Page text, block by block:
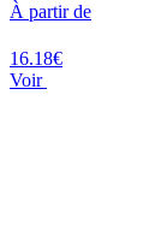
À partir de
16.18€
Voir